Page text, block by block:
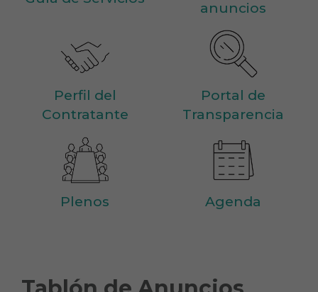
anuncios
Perfil del
Contratante
Portal de
Transparencia
Plenos Agenda